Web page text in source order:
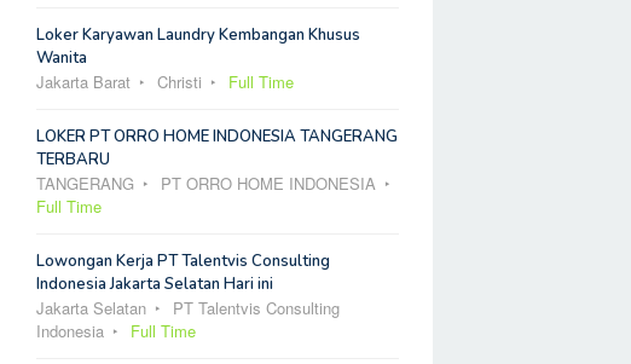
Loker Karyawan Laundry Kembangan Khusus
Wanita
Jakarta Barat Christi Full Time
LOKER PT ORRO HOME INDONESIA TANGERANG
TERBARU
TANGERANG
PT ORRO HOME INDONESIA
Full Time
Lowongan Kerja PT Talentvis Consulting
Indonesia Jakarta Selatan Hari ini
Jakarta Selatan
PT Talentvis Consulting
Indonesia
Full Time